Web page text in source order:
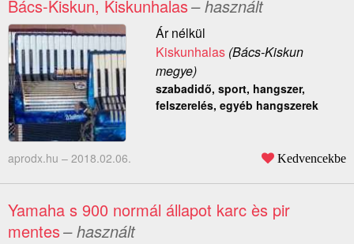
Bács-Kiskun, Kiskunhalas– használt
Ár nélkül
Kiskunhalas(Bács-Kiskun
megye)
szabadidő, sport, hangszer,
felszerelés, egyéb hangszerek
aprodx.hu – 2018.02.06. Kedvencekbe
Yamaha s 900 normál állapot karc ès pir
mentes– használt